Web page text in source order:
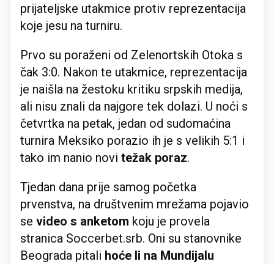
prijateljske utakmice protiv reprezentacija
koje jesu na turniru.
Prvo su poraženi od Zelenortskih Otoka s
čak 3:0. Nakon te utakmice, reprezentacija
je naišla na žestoku kritiku srpskih medija,
ali nisu znali da najgore tek dolazi. U noći s
četvrtka na petak, jedan od sudomaćina
turnira Meksiko porazio ih je s velikih 5:1 i
tako im nanio novi težak poraz.
Tjedan dana prije samog početka
prvenstva, na društvenim mrežama pojavio
se video s anketom koju je provela
stranica Soccerbet.srb. Oni su stanovnike
Beograda pitali hoće li na Mundijalu